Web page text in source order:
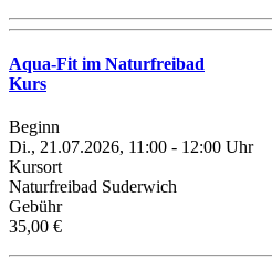
Aqua-Fit im Naturfreibad
Kurs
Beginn
Di., 21.07.2026, 11:00 - 12:00 Uhr
Kursort
Naturfreibad Suderwich
Gebühr
35,00 €